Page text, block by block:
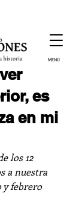
MENÚ
es
en mi
los 12
a nuestra
y febrero